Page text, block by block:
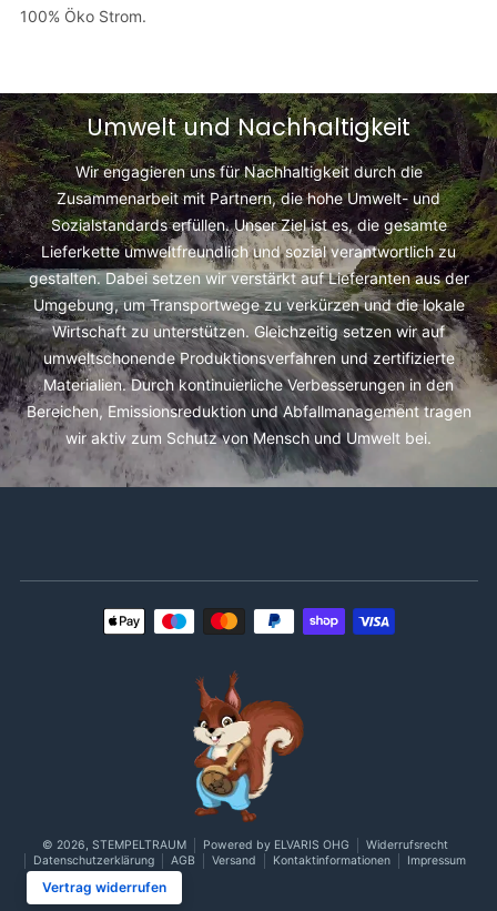
100% Öko Strom.
Umwelt und Nachhaltigkeit
Wir engagieren uns für Nachhaltigkeit durch die
Zusammenarbeit mit Partnern, die hohe Umwelt- und
Sozialstandards erfüllen. Unser Ziel ist es, die gesamte
Lieferkette umweltfreundlich und sozial verantwortlich zu
gestalten. Dabei setzen wir verstärkt auf Lieferanten aus der
Umgebung, um Transportwege zu verkürzen und die lokale
Wirtschaft zu unterstützen. Gleichzeitig setzen wir auf
umweltschonende Produktionsverfahren und zertifizierte
Materialien. Durch kontinuierliche Verbesserungen in den
Bereichen, Emissionsreduktion und Abfallmanagement tragen
wir aktiv zum Schutz von Mensch und Umwelt bei.
Zahlungsmethoden
© 2026, STEMPELTRAUM Powered by ELVARIS OHG
Widerrufsrecht
Datenschutzerklärung
AGB Versand Kontaktinformationen Impressum
Vertrag widerrufen